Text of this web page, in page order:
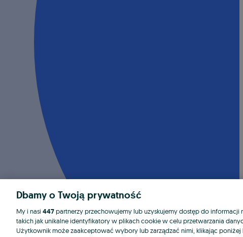
Dbamy o Twoją prywatność
My i nasi 447partnerzy przechowujemy lub uzyskujemy dostęp do informacji
takich jak unikalne identyfikatory w plikach cookie w celu przetwarzania
Użytkownik może zaakceptować wybory lub zarządzać nimi, klikając poniżej